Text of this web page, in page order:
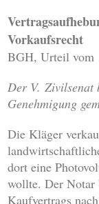
Vorkaufsrecht
BGH, Urteil vom
Der V. Zivilsenat
Genehmigung
Die Kläger
dort eine
wollte. Der Notar
Kaufvertrags